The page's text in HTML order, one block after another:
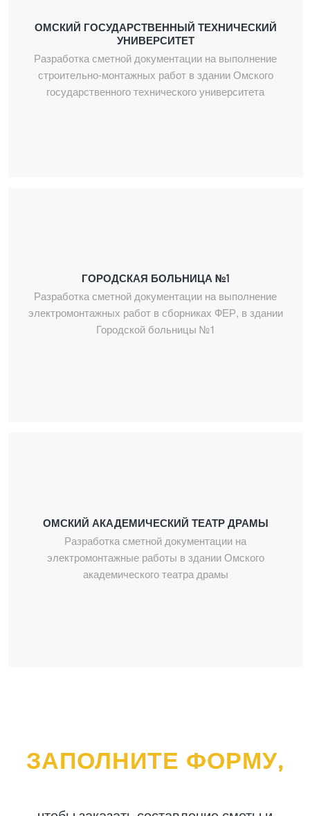
ОМСКИЙ ГОСУДАРСТВЕННЫЙ ТЕХНИЧЕСКИЙ
УНИВЕРСИТЕТ
Разработка сметной документации на выполнение
строительно-монтажных работ в здании Омского
государственного технического университета
ГОРОДСКАЯ БОЛЬНИЦА №1
Разработка сметной документации на выполнение
электромонтажных работ в сборниках ФЕР, в здании
Городской больницы №1
ОМСКИЙ АКАДЕМИЧЕСКИЙ ТЕАТР ДРАМЫ
Разработка сметной документации на
электромонтажные работы в здании Омского
академического театра драмы
ЗАПОЛНИТЕ ФОРМУ,